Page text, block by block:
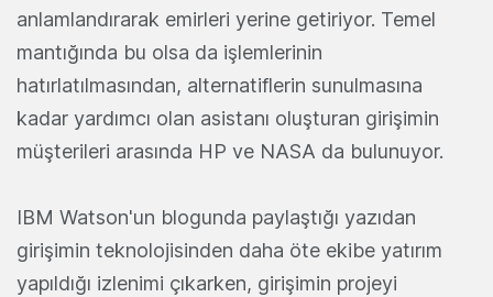
anlamlandırarak emirleri yerine getiriyor. Temel
mantığında bu olsa da işlemlerinin
hatırlatılmasından, alternatiflerin sunulmasına
kadar yardımcı olan asistanı oluşturan girişimin
müşterileri arasında HP ve NASA da bulunuyor.
IBM Watson'un blogunda paylaştığı yazıdan
girişimin teknolojisinden daha öte ekibe yatırım
yapıldığı izlenimi çıkarken, girişimin projeyi